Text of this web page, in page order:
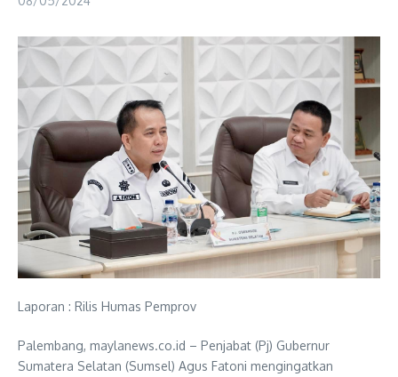
Laporan : Rilis Humas Pemprov
Palembang, maylanews.co.id – Penjabat (Pj) Gubernur
Sumatera Selatan (Sumsel) Agus Fatoni mengingatkan